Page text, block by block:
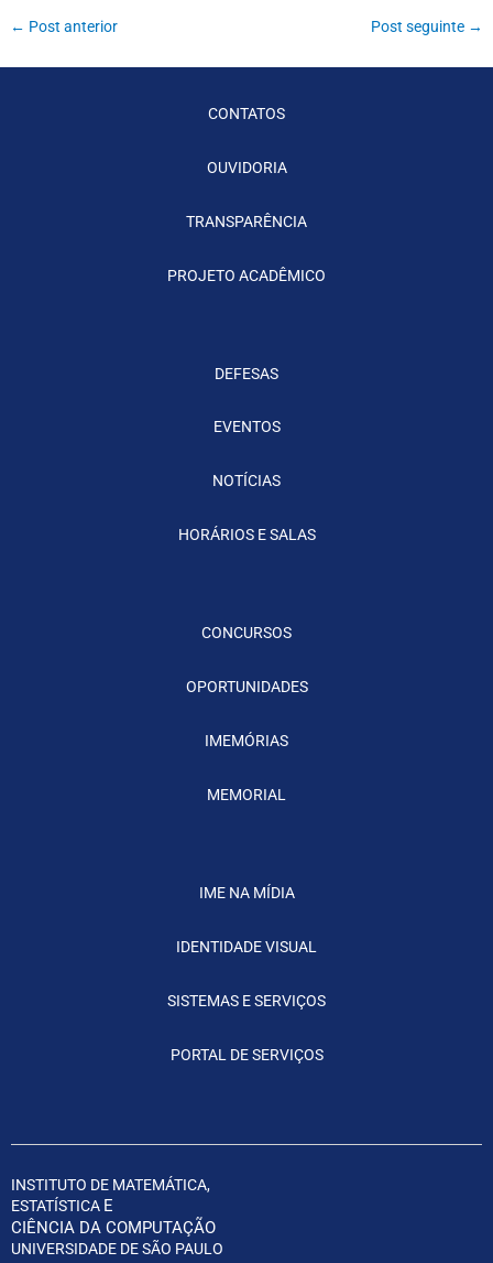
← Post anterior Post seguinte →
CONTATOS
OUVIDORIA
TRANSPARÊNCIA
PROJETO ACADÊMICO
DEFESAS
EVENTOS
NOTÍCIAS
HORÁRIOS E SALAS
CONCURSOS
OPORTUNIDADES
IMEMÓRIAS
MEMORIAL
IME NA MÍDIA
IDENTIDADE VISUAL
SISTEMAS E SERVIÇOS
PORTAL DE SERVIÇOS
INSTITUTO DE MATEMÁTICA,
ESTATÍSTICA E
CIÊNCIA DA COMPUTAÇÃO
UNIVERSIDADE DE SÃO PAULO